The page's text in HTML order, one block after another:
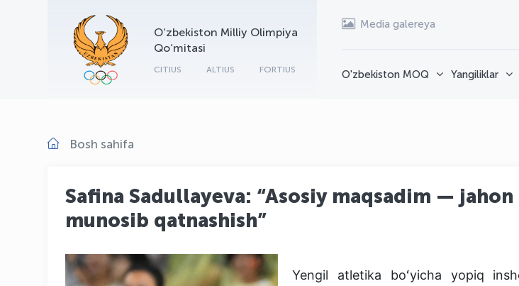
O‘zbekiston Milliy Olimpiya
Qo‘mitasi
CITIUS ALTIUS FORTIUS
Media galereya
O'zbekiston MOQ Yangiliklar
Bosh sahifa
Safina Sadullayeva: “Asosiy maqsadim —
munosib qatnashish”
Yengil atletika boʻyicha yopiq